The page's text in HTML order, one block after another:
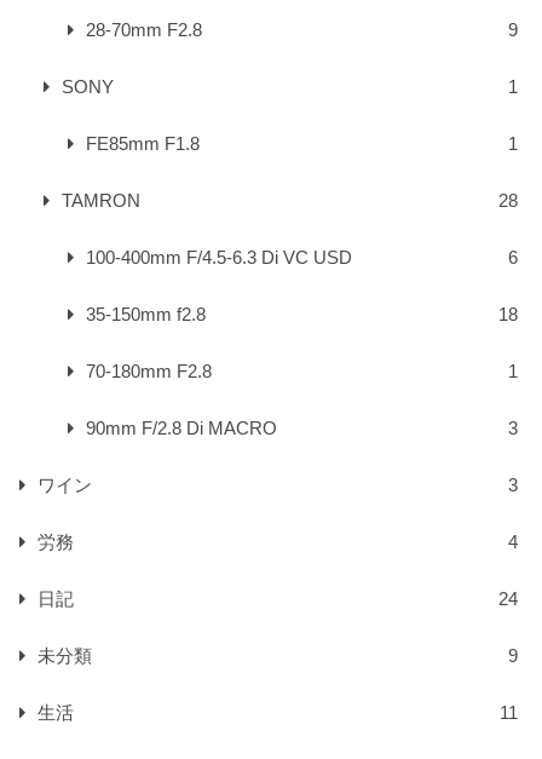
28-70mm F2.8 9
SONY 1
FE85mm F1.8 1
TAMRON 28
100-400mm F/4.5-6.3 Di VC USD 6
35-150mm f2.8 18
70-180mm F2.8 1
90mm F/2.8 Di MACRO 3
ワイン 3
労務 4
日記 24
未分類 9
生活 11